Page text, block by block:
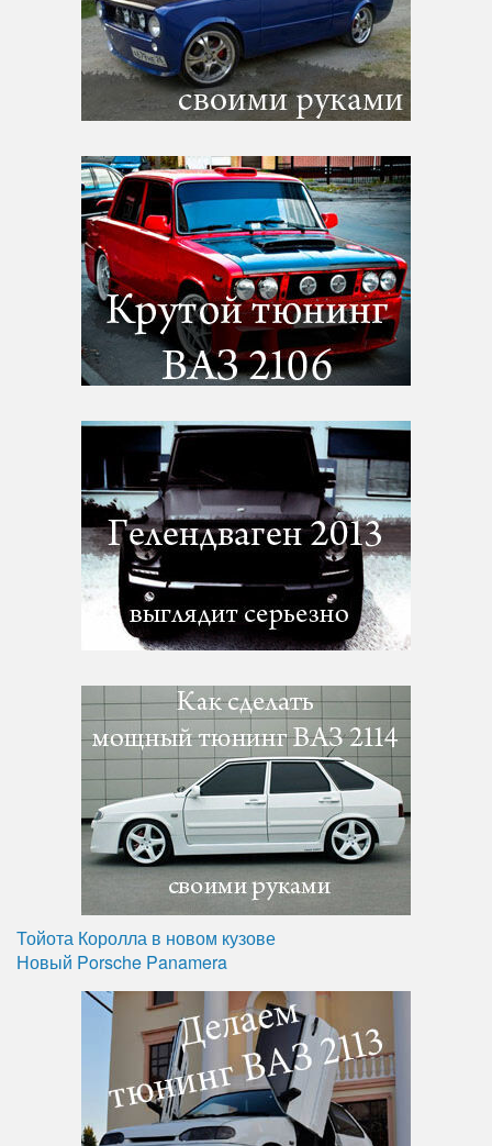
Тойота Королла в новом кузове
Новый Porsche Panamera